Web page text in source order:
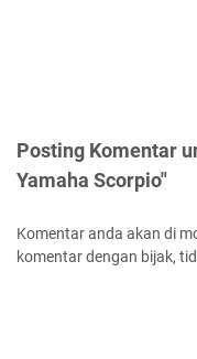
Posting Komentar
Yamaha Scorpio"
Komentar anda akan di
komentar dengan bijak,